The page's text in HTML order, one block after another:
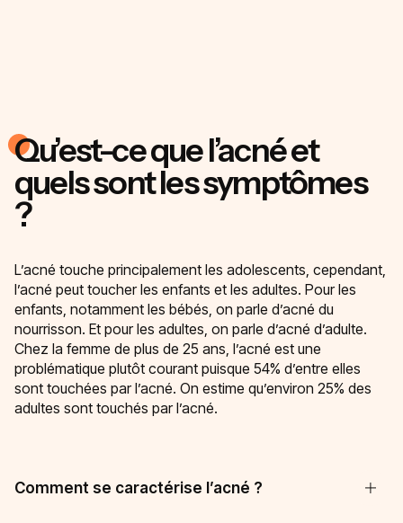
Qu’est-ce que l’acné et
quels sont les symptômes
?
L’acné touche principalement les adolescents, cependant,
l’acné peut toucher les enfants et les adultes. Pour les
enfants, notamment les bébés, on parle d’acné du
nourrisson. Et pour les adultes, on parle d’acné d’adulte.
Chez la femme de plus de 25 ans, l’acné est une
problématique plutôt courant puisque 54% d’entre elles
sont touchées par l’acné. On estime qu’environ 25% des
adultes sont touchés par l’acné.
Comment se caractérise l’acné ?